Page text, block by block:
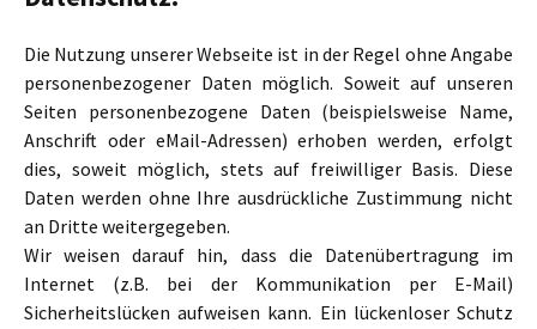
Die Nutzung unserer Webseite ist in der Regel ohne Angabe
personenbezogener Daten möglich. Soweit auf unseren
Seiten personenbezogene Daten (beispielsweise Name,
Anschrift oder eMail-Adressen) erhoben werden, erfolgt
dies, soweit möglich, stets auf freiwilliger Basis. Diese
Daten werden ohne Ihre ausdrückliche Zustimmung nicht
an Dritte weitergegeben.
Wir weisen darauf hin, dass die Datenübertragung im
Internet (z.B. bei der Kommunikation per E-Mail)
Sicherheitslücken aufweisen kann. Ein lückenloser Schutz